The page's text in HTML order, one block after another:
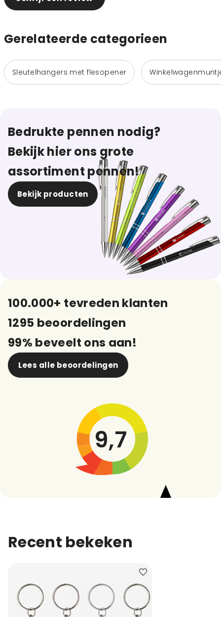
Gerelateerde categorieen
Sleutelhangers met flesopener
Bedrukte pennen nodig?
Bekijk hier ons grote
assortiment pennen!
Bekijk producten
100.000+ tevreden klanten
1295 beoordelingen
99% beveelt ons aan!
Lees alle beoordelingen
9,7
Recent bekeken